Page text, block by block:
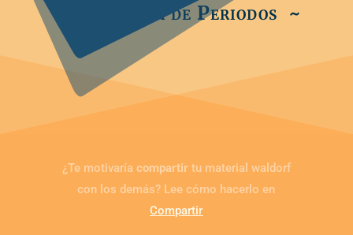
~ 1º Música de Periodos ~
¿Te motivaría compartir tu material waldorf
con los demás? Lee cómo hacerlo en
Compartir